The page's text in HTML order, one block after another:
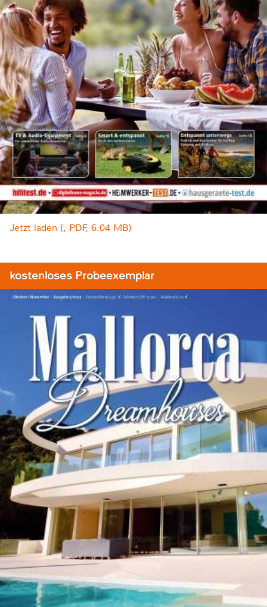
Jetzt laden (, PDF, 6.04 MB)
kostenloses Probeexemplar